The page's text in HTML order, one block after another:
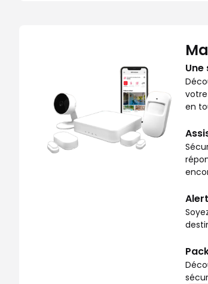
en
Avec Maison Sécurisée, soyez rassuré